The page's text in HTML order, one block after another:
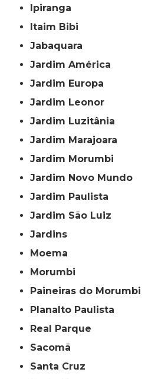
Ipiranga
Itaim Bibi
Jabaquara
Jardim América
Jardim Europa
Jardim Leonor
Jardim Luzitânia
Jardim Marajoara
Jardim Morumbi
Jardim Novo Mundo
Jardim Paulista
Jardim São Luiz
Jardins
Moema
Morumbi
Paineiras do Morumbi
Planalto Paulista
Real Parque
Sacomã
Santa Cruz